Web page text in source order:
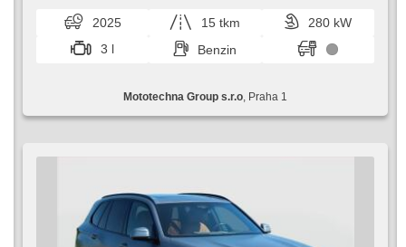
Ledersitze, Scheibenwischersensor, starten per Taste,
Anhängerkupplung, Reifendrucksensor, USB, Fahrgestell
Steifheitsregelung, Automatikgetriebe, Antrieb 4x4
2025 15 tkm
280 kW
3 l
Benzin
Mototechna Group s.r.o , Praha 1